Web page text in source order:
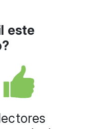
este